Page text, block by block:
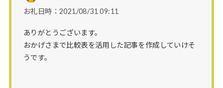
お礼日時：2021/08/31 09:11
ありがとうございます。
おかげさまで比較表を活用した記事を作成していけそ
うです。